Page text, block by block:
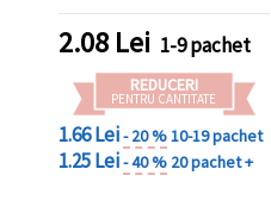
2.08Lei 1-9 pachet
REDUCERI
PENTRU CANTITATE
1.66 Lei- 20 %10-19 pachet
1.25 Lei- 40 % 20 pachet +